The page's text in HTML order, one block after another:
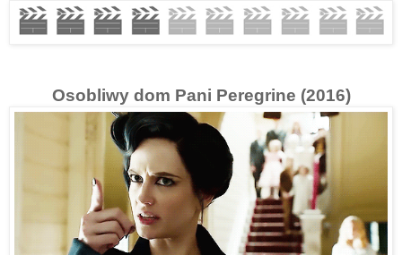
Osobliwy dom Pani Peregrine (2016)